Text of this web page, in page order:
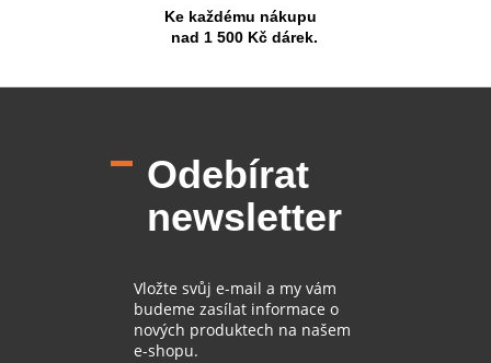
Ke každému nákupu
nad 1 500 Kč dárek.
Odebírat
newsletter
Vložte svůj e-mail a my vám
budeme zasílat informace o
nových produktech na našem
e-shopu.